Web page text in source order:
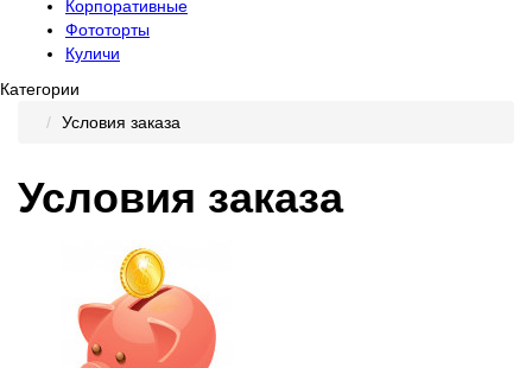
Корпоративные
Фототорты
Куличи
Категории
Условия заказа
Условия заказа